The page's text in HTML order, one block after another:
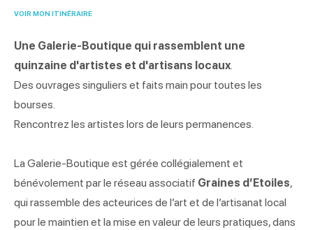
VOIR MON ITINÉRAIRE
Une Galerie-Boutique qui rassemblent une
quinzaine d'artistes et d'artisans locaux
Des ouvrages singuliers et faits main pour toutes les
bourses.
Rencontrez les artistes lors de leurs permanences.
La Galerie-Boutique est gérée collégialement et
bénévolement par le réseau associatif Graines d’Etoiles,
qui rassemble des acteurices de l’art et de l’artisanat local
pour le maintien et la mise en valeur de leurs pratiques, dans